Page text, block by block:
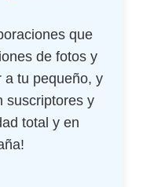
que
de fotos y
a tu pequeño, y
suscriptores y
total y en